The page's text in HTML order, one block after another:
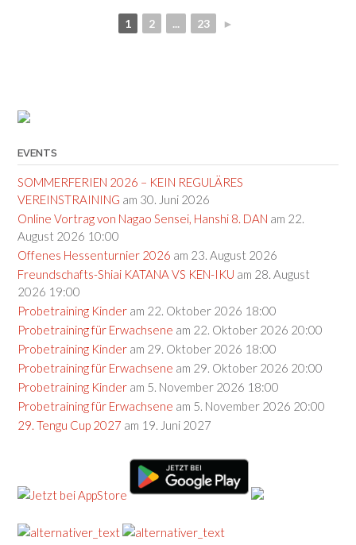
1 2 ... 23 ►
EVENTS
SOMMERFERIEN 2026 – KEIN REGULÄRES
VEREINSTRAINING am 30. Juni 2026
Online Vortrag von Nagao Sensei, Hanshi 8. DAN am 22.
August 2026 10:00
Offenes Hessenturnier 2026 am 23. August 2026
Freundschafts-Shiai KATANA VS KEN-IKU am 28. August
2026 19:00
Probetraining Kinder am 22. Oktober 2026 18:00
Probetraining für Erwachsene am 22. Oktober 2026 20:00
Probetraining Kinder am 29. Oktober 2026 18:00
Probetraining für Erwachsene am 29. Oktober 2026 20:00
Probetraining Kinder am 5. November 2026 18:00
Probetraining für Erwachsene am 5. November 2026 20:00
29. Tengu Cup 2027 am 19. Juni 2027